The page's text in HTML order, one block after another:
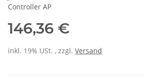
Controller AP
146,36 €
inkl. 19% USt. , zzgl. Versand